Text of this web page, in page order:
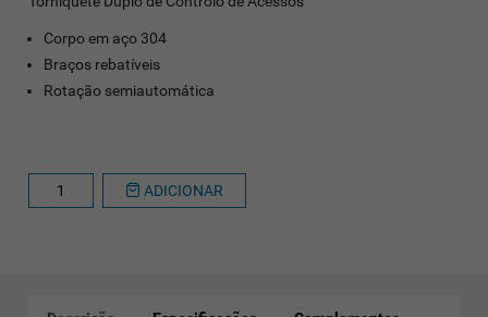
Corpo em aço 304
Braços rebatíveis
Rotação semiautomática
ADICIONAR